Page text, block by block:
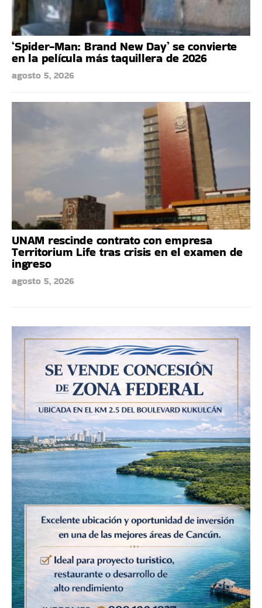
‘Spider-Man: Brand New Day’ se convierte
en la película más taquillera de 2026
agosto 5, 2026
UNAM rescinde contrato con empresa
Territorium Life tras crisis en el examen de
ingreso
agosto 5, 2026